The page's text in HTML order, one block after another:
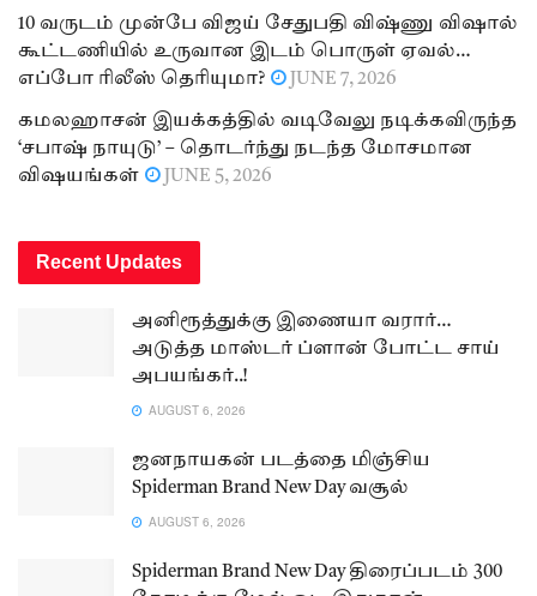
10 வருடம் முன்பே விஜய் சேதுபதி விஷ்ணு விஷால்
கூட்டணியில் உருவான இடம் பொருள் ஏவல்…
எப்போ ரிலீஸ் தெரியுமா?
JUNE 7, 2026
கமலஹாசன் இயக்கத்தில் வடிவேலு நடிக்கவிருந்த
‘சபாஷ் நாயுடு’ – தொடர்ந்து நடந்த மோசமான
விஷயங்கள்
JUNE 5, 2026
Recent Updates
அனிரூத்துக்கு இணையா வரார்…
அடுத்த மாஸ்டர் ப்ளான் போட்ட சாய்
அபயங்கர்..!
AUGUST 6, 2026
ஜனநாயகன் படத்தை மிஞ்சிய
Spiderman Brand New Day வசூல்
AUGUST 6, 2026
Spiderman Brand New Day திரைப்படம் 300